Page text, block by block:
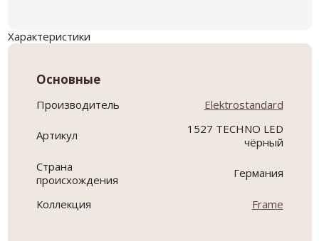
Характеристики
Основные
Производитель Elektrostandard
Артикул
1527 TECHNO LED
чёрный
Страна
происхождения
Германия
Коллекция Frame